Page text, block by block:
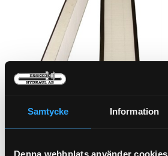
Samtycke Information
Denna webbplats använder cookies